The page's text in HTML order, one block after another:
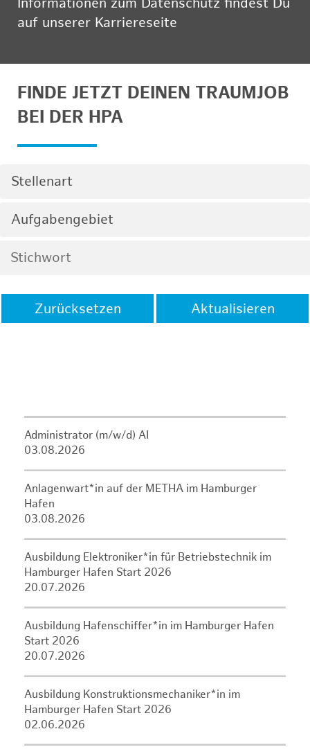
Informationen zum Datenschutz findest Du
auf unserer Karriereseite
FINDE JETZT DEINEN TRAUMJOB
BEI DER HPA
Stellenart
Aufgabengebiet
Zurücksetzen Aktualisieren
Administrator (m/w/d) AI
03.08.2026
Anlagenwart*in auf der METHA im Hamburger
Hafen
03.08.2026
Ausbildung Elektroniker*in für Betriebstechnik im
Hamburger Hafen Start 2026
20.07.2026
Ausbildung Hafenschiffer*in im Hamburger Hafen
Start 2026
20.07.2026
Ausbildung Konstruktionsmechaniker*in im
Hamburger Hafen Start 2026
02.06.2026